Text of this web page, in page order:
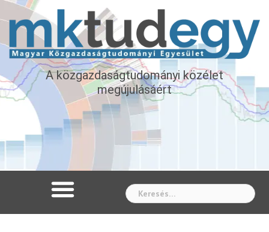
A közgazdaságtudományi közélet
megújulásáért